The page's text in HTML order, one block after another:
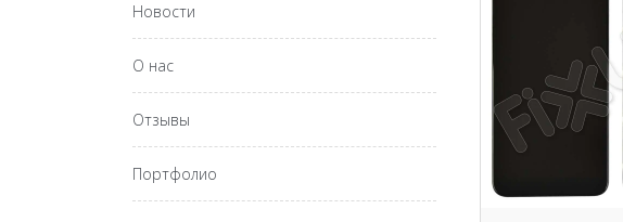
Новости
О нас
Отзывы
Портфолио